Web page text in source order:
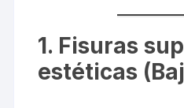
1. Fisuras
estéticas